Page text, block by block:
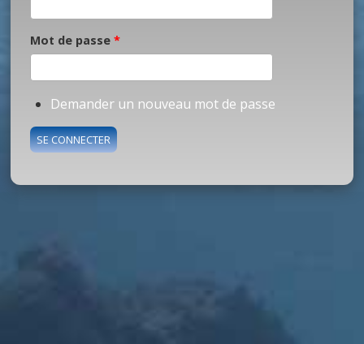
Mot de passe*
Demander un nouveau mot de passe